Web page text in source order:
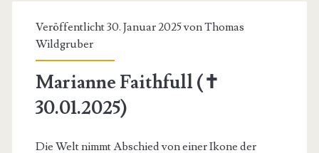
Veröffentlicht 30. Januar 2025 vonThomas
Wildgruber
Marianne Faithfull (✝
30.01.2025)
Die Welt nimmt Abschied von einer Ikone der